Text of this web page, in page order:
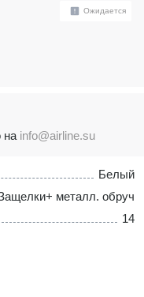
Белый
металл. обруч
14
Ожидается
на info@airline.su